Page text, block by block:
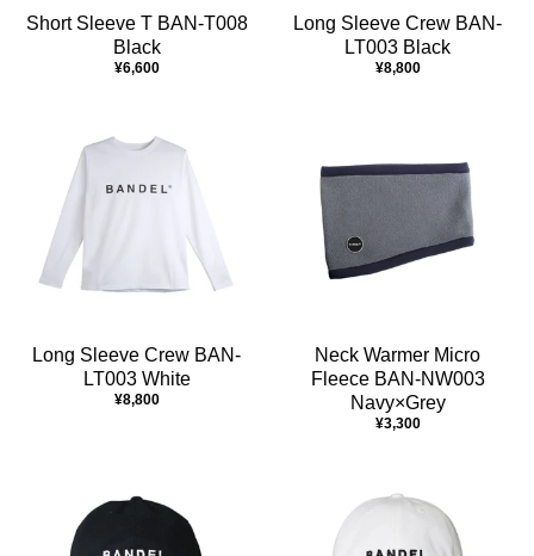
Short Sleeve T BAN-T008
Black
¥6,600
Long Sleeve Crew BAN-
LT003 Black
¥8,800
Long Sleeve Crew BAN-
LT003 White
¥8,800
Neck Warmer Micro
Fleece BAN-NW003
Navy×Grey
¥3,300